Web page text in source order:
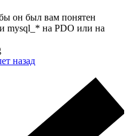
он был вам понятен
mysql_* на PDO или на
назад